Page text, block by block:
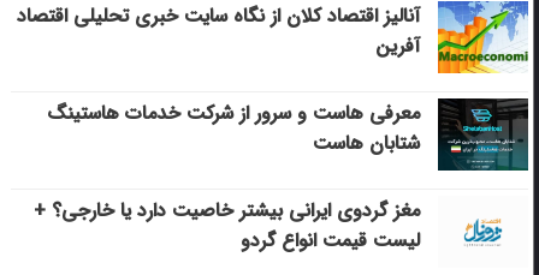
آنالیز اقتصاد کلان از نگاه سایت خبری تحلیلی اقتصاد
آفرین
معرفی هاست و سرور از شرکت خدمات هاستینگ
شتابان هاست
مغز گردوی ایرانی بیشتر خاصیت دارد یا خارجی؟ +
لیست قیمت انواع گردو